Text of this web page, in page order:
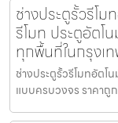
ช่างประตูรั้วรีโ
รีโมท ประตูอัตโ
ทุกพื้นที่ในกรุงเ
ช่างประตูรั้วรีโมทอัตโ
แบบครบวงจร ราคาถู